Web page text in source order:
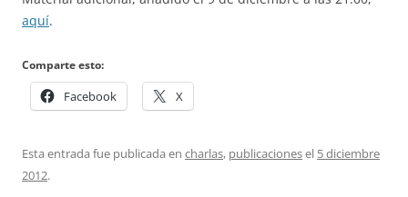
aquí.
Comparte esto:
Facebook X
Esta entrada fue publicada en charlas, publicacionesel 5 diciembre
2012.